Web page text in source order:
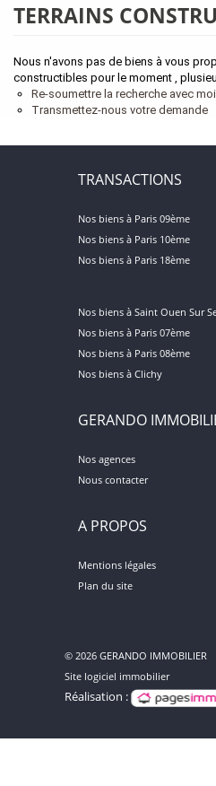
TERRAINS
Nous n'avons pas de biens à vous
constructibles pour le moment ,
Re-soumettre la recherche avec
Transmettez-nous votre demande
TRANSACTIONS
Nos biens à Paris 09ème
Nos biens à Paris 10ème
Nos biens à Paris 18ème
Nos biens à Saint Ouen Sur
Nos biens à Paris 07ème
Nos biens à Paris 08ème
Nos biens à Clichy
GERANDO
Nos agences
Nous contacter
A PROPOS
Mentions légales
Plan du site
© 2026 GERANDO IMMOBILIER
Site logiciel immobilier
Réalisation :